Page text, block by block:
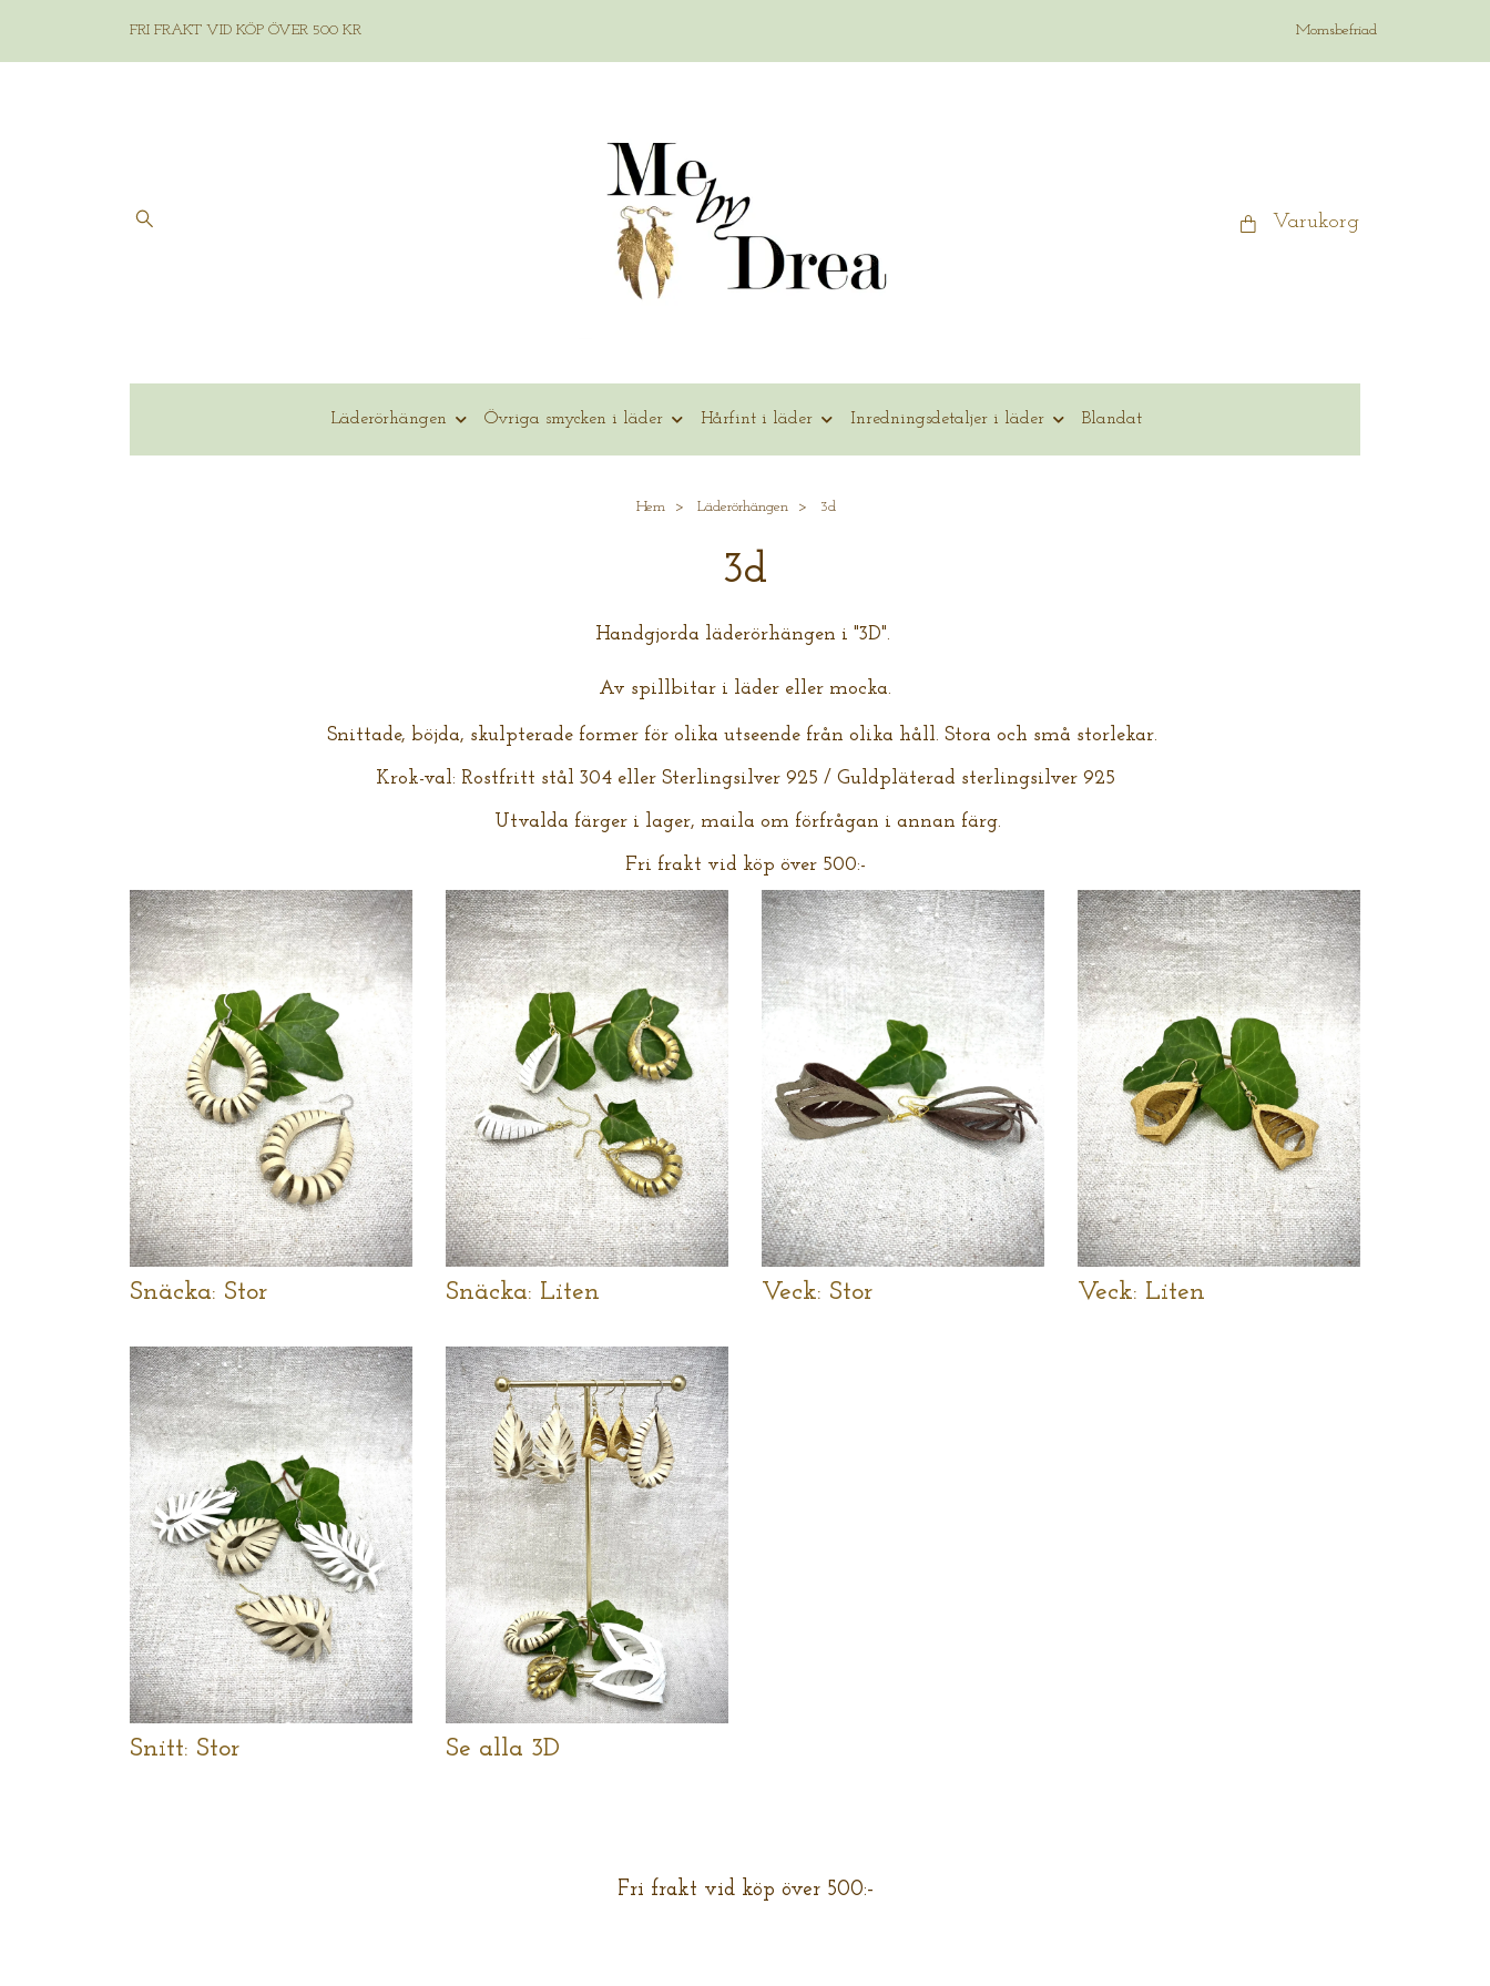
FRI FRAKT VID KÖP ÖVER 500 KR Momsbefriad
Varukorg
Läderörhängen Övriga smycken i läder Hårfint i läder Inredningsdetaljer i läder Blandat
Hem Läderörhängen 3d
3d
Handgjorda läderörhängen i "3D".
Av spillbitar i läder eller mocka.
Snittade, böjda, skulpterade former för olika utseende från olika håll. Stora och små storlekar.
Krok-val: Rostfritt stål 304 eller Sterlingsilver 925 / Guldpläterad sterlingsilver 925
Utvalda färger i lager, maila om förfrågan i annan färg.
Fri frakt vid köp över 500:-
Snäcka: Stor Snäcka: Liten Veck: Stor Veck: Liten
Snitt: Stor Se alla 3D
Fri frakt vid köp över 500:-